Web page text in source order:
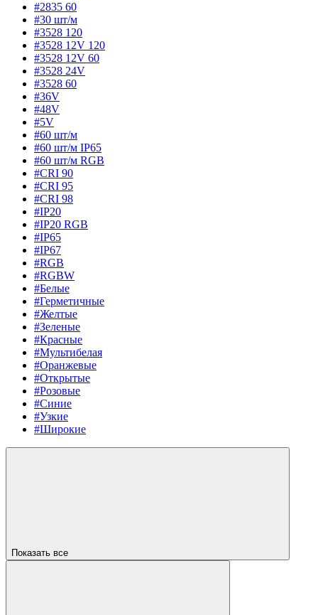
#2835 60
#30 шт/м
#3528 120
#3528 12V 120
#3528 12V 60
#3528 24V
#3528 60
#36V
#48V
#5V
#60 шт/м
#60 шт/м IP65
#60 шт/м RGB
#CRI 90
#CRI 95
#CRI 98
#IP20
#IP20 RGB
#IP65
#IP67
#RGB
#RGBW
#Белые
#Герметичные
#Желтые
#Зеленые
#Красные
#Мультибелая
#Оранжевые
#Открытые
#Розовые
#Синие
#Узкие
#Широкие
Показать все